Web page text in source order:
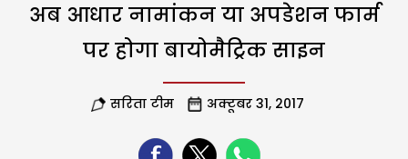
अब आधार नामांकन या अपडेशन फार्म
पर होगा बायोमैट्रिक साइन
सरिता टीम अक्टूबर 31, 2017